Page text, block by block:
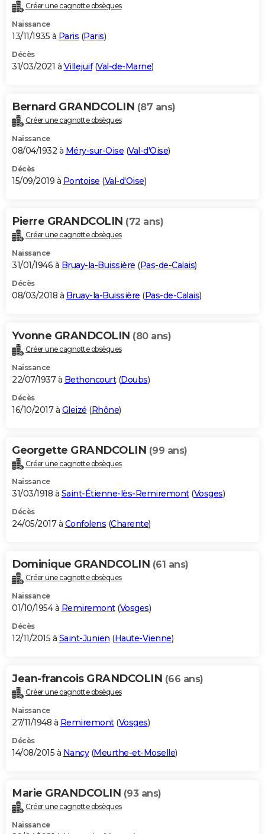
Créer une cagnotte obsèques
Naissance
13/11/1935 à Paris (Paris)
Décès
31/03/2021 à Villejuif(Val-de-Marne)
Bernard GRANDCOLIN (87 ans)
Créer une cagnotte obsèques
Naissance
08/04/1932 à Méry-sur-Oise (Val-d'Oise)
Décès
15/09/2019 à Pontoise (Val-d'Oise)
Pierre GRANDCOLIN (72 ans)
Créer une cagnotte obsèques
Naissance
31/01/1946 à Bruay-la-Buissière (Pas-de-Calais)
Décès
08/03/2018 à Bruay-la-Buissière (Pas-de-Calais)
Yvonne GRANDCOLIN (80 ans)
Créer une cagnotte obsèques
Naissance
22/07/1937 à Bethoncourt(Doubs)
Décès
16/10/2017 à Gleizé (Rhône)
Georgette GRANDCOLIN (99 ans)
Créer une cagnotte obsèques
Naissance
31/03/1918 à Saint-Étienne-lès-Remiremont(Vosges)
Décès
24/05/2017 à Confolens (Charente)
Dominique GRANDCOLIN (61 ans)
Créer une cagnotte obsèques
Naissance
01/10/1954 à Remiremont(Vosges)
Décès
12/11/2015 à Saint-Junien (Haute-Vienne)
Jean-francois GRANDCOLIN (66 ans)
Créer une cagnotte obsèques
Naissance
27/11/1948 à Remiremont(Vosges)
Décès
14/08/2015 à Nancy(Meurthe-et-Moselle)
Marie GRANDCOLIN (93 ans)
Créer une cagnotte obsèques
Naissance